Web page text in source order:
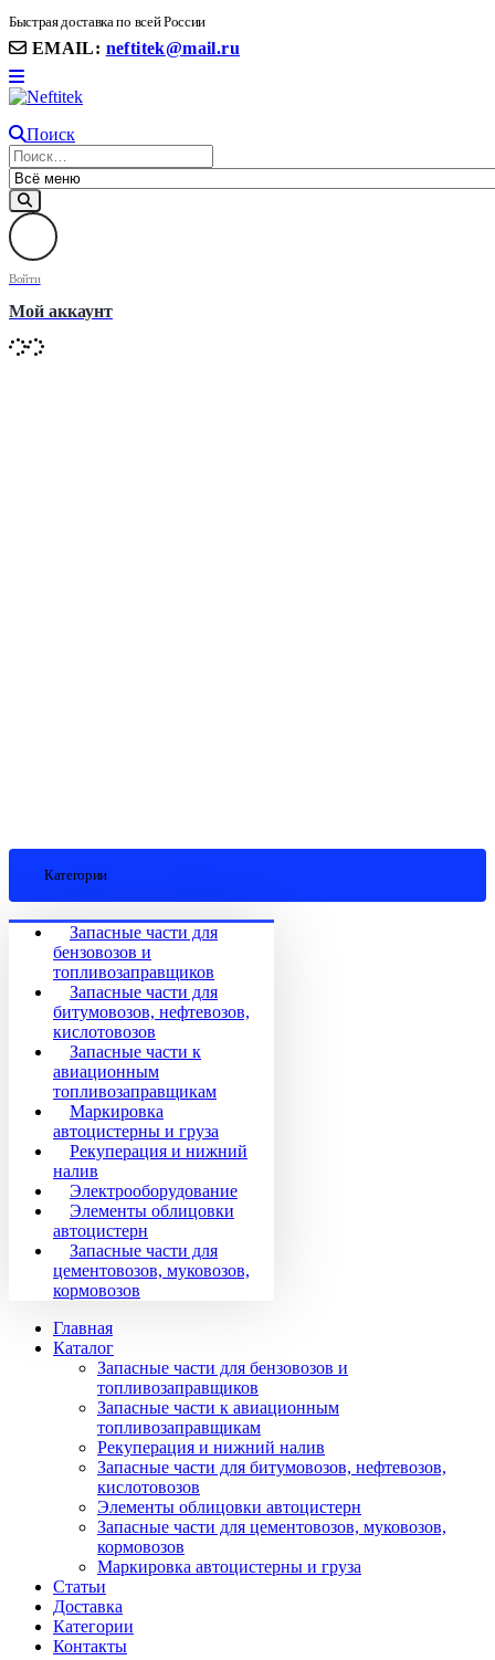
Быстрая доставка по всей России
EMAIL: neftitek@mail.ru
Поиск
Войти
Мой аккаунт
Категории
Запасные части для
бензовозов и
топливозаправщиков
Запасные части для
битумовозов, нефтевозов,
кислотовозов
Запасные части к
авиационным
топливозаправщикам
Маркировка
автоцистерны и груза
Рекуперация и нижний
налив
Электрооборудование
Элементы облицовки
автоцистерн
Запасные части для
цементовозов, муковозов,
кормовозов
Главная
Каталог
Запасные части для бензовозов и
топливозаправщиков
Запасные части к авиационным
топливозаправщикам
Рекуперация и нижний налив
Запасные части для битумовозов, нефтевозов,
кислотовозов
Элементы облицовки автоцистерн
Запасные части для цементовозов, муковозов,
кормовозов
Маркировка автоцистерны и груза
Статьи
Доставка
Категории
Контакты
8(906) 399 11 22 | 8(905)367-58-58